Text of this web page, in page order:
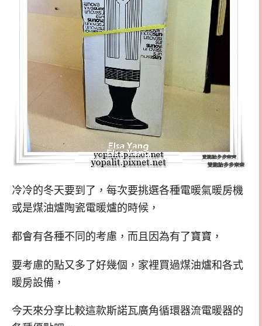
冷冷的冬天要到了，每次要挑選各種電暖氣暖房機
或是煤油爐陶瓷電暖爐的時候，
都會有各種不同的考慮，而且因為有了寶寶，
要考慮的點又多了好幾個，家裡買過煤油爐和各式
暖房設備，
今天來分享比較這款斯諾瓦廣角循環器流電暖器的